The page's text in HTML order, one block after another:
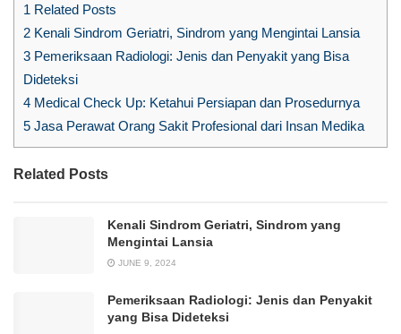
1 Related Posts
2 Kenali Sindrom Geriatri, Sindrom yang Mengintai Lansia
3 Pemeriksaan Radiologi: Jenis dan Penyakit yang Bisa
Dideteksi
4 Medical Check Up: Ketahui Persiapan dan Prosedurnya
5 Jasa Perawat Orang Sakit Profesional dari Insan Medika
Related Posts
Kenali Sindrom Geriatri, Sindrom yang
Mengintai Lansia
JUNE 9, 2024
Pemeriksaan Radiologi: Jenis dan Penyakit
yang Bisa Dideteksi